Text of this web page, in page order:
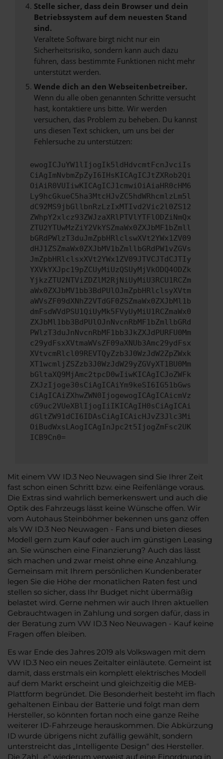
Stelle sicher, dass dein Browser und dein
Betriebssystem auf dem neuesten Stand
sind.
Veraltete Software birgt nicht nur ein
Sicherheitsrisiko, sondern kann auch dazu
führen, dass bestimmte Funktionen nicht mehr
unterstützt werden.
Wende dich an den Webseitenbetreiber.
Wenn du alle oben genannten Schritte versucht
hast, kontaktiere uns bitte. Wir werden
versuchen, das Problem zu beheben. Du kannst
uns diesen Text schicken, um uns bei der
Fehlersuche zu unterstützen:
ewogICJuYW1lIjogIk5ldHdvcmtFcnJvciIs
CiAgImNvbmZpZyI6IHsKICAgICJtZXRob2Qi
OiAiR0VUIiwKICAgICJ1cmwiOiAiaHR0cHM6
Ly9hcGkueC5ha3MtcHJvZC5hdWRhcmlzLm5l
dC92MS9jbGllbnRzLzIxMTIvd2Vic2l0ZS12
ZWhpY2xlcz93ZWJzaXRlPTVlYTFlODZiNmQx
ZTU2YTUwMzZiY2VkYSZmaWx0ZXJbMF1bZmll
bGRdPWlzT3duJmZpbHRlclswXVt2YWx1ZV09
dHJ1ZSZmaWx0ZXJbMV1bZmllbGRdPW1vZGVs
JmZpbHRlclsxXVt2YWx1ZV09JTVCJTdCJTIy
YXVkYXJpc19pZCUyMiUzQSUyMjVkODQ4ODZk
YjkzZTU2NTViZDZlM2RjNiUyMiU3RCU1RCZm
aWx0ZXJbMV1bb3BdPUlOJmZpbHRlclsyXVtm
aWVsZF09dXNhZ2VTdGF0ZSZmaWx0ZXJbMl1b
dmFsdWVdPSU1QiUyMk5FVyUyMiU1RCZmaWx0
ZXJbMl1bb3BdPUlOJnNvcnRbMF1bZmllbGRd
PWlzT3duJnNvcnRbMF1bb3JkZXJdPURFU0Mm
c29ydFsxXVtmaWVsZF09aXNUb3Amc29ydFsx
XVtvcmRlcl09REVTQyZzb3J0WzJdW2ZpZWxk
XT1wcmljZSZzb3J0WzJdW29yZGVyXT1BU0Mm
bGltaXQ9MjAmc2tpcD0wIiwKICAgICJoZWFk
ZXJzIjoge30sCiAgICAiYm9keSI6IG51bGws
CiAgICAiZXhwZWN0IjogewogICAgICAicmVz
cG9uc2VUeXBlIjogIiIKICAgIH0sCiAgICAi
dGltZW91dCI6IDAsCiAgICAicHJvZ3Jlc3Mi
OiBudWxsLAogICAgInJpc2t5IjogZmFsc2UK
ICB9Cn0=
Mit einem VW ID.3 Neo Neuwagen sind Sie Ihrer Zeit
fast schon einen Schritt bzw. eine Reifenlänge voraus.
Die Extras sind wahrlich bemerkenswert und auch die
Optik des Fahrzeugs lässt keine Wünsche offen. Wir
vom Autohaus Steinböhmer bekennen uns ganz offen
als VW ID.3 Neo Neuwagen - Fans und bieten dieses
Modell gern zum Kauf oder auch im günstigen Leasing
an. Sie wünschen eine Finanzierung? Auch das lässt
sich machen und zwar meist ohne eine Anzahlung.
Gemeinsam mit Ihrem persönlichen Kundenberater
legen Sie die Höhe der monatlichen Raten fest und
stellen so sicher, dass Ihr Budget nicht übermäßig
belastet wird. Gerne nehmen wir auch Ihren aktuellen
Gebrauchtwagen in Zahlung und sorgen dafür, dass in
der Beratung zum VW ID.3 Neo Neuwagen - Kauf keine
Fragen offen bleiben.
Es war Ende des Jahres 2019 als Volkswagen mit dem
VW ID.3 Neo ein neues Zeitalter einläutete. Gemeint ist
damit, dass erstmals ein komplett elektrisches Modell
auf dem Markt erscheint und gleichzeitig die MEB-
Plattform begründet. Die Besonderheit besteht im flach
gehaltenen Einbau der Batterie und folgt man dem
Hersteller, so könnten fortan noch eine ganze Reihe
weiterer ID-Fahrzeuge herauskommen. Die Abkürzung
ID wurde übrigens nicht zufällig gewählt, sondern
unterstreicht das „Intelligente Design“ des Hersteller.
Die Zahl „e“ wiederum verweist auf eine Einordnung in